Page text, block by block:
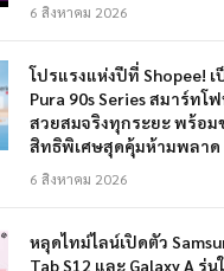
6 สิงหาคม 2026
โปรแรงแห่งปีที่ Shopee! เ
Pura 90s Series สมาร์ทโ
สวยสมจริงทุกระยะ พร้อ
สิทธิพิเศษสุดคุ้มห้ามพลาด
6 สิงหาคม 2026
หลุดไทม์ไลน์เปิดตัว
Tab S12 และ Galaxy A รุ่